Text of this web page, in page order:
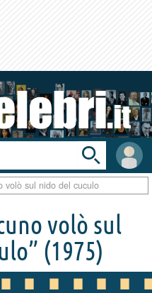
User
area
Toggle
search
bar
volò sul nido del cuculo
volò sul
(1975)